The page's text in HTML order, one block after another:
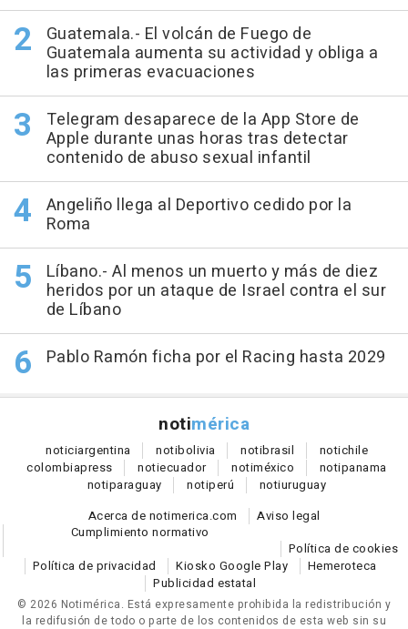
Guatemala.- El volcán de Fuego de
Guatemala aumenta su actividad y obliga a
las primeras evacuaciones
Telegram desaparece de la App Store de
Apple durante unas horas tras detectar
contenido de abuso sexual infantil
Angeliño llega al Deportivo cedido por la
Roma
Líbano.- Al menos un muerto y más de diez
heridos por un ataque de Israel contra el sur
de Líbano
Pablo Ramón ficha por el Racing hasta 2029
notimérica
noticiargentina notibolivia notibrasil notichile
colombiapress notiecuador notiméxico notipanama
notiparaguay notiperú notiuruguay
Acerca de notimerica.com
Aviso legal
Cumplimiento normativo
Política de cookies
Política de privacidad
Kiosko Google Play
Hemeroteca
Publicidad estatal
© 2026 Notimérica. Está expresamente prohibida la redistribución y
la redifusión de todo o parte de los contenidos de esta web sin su